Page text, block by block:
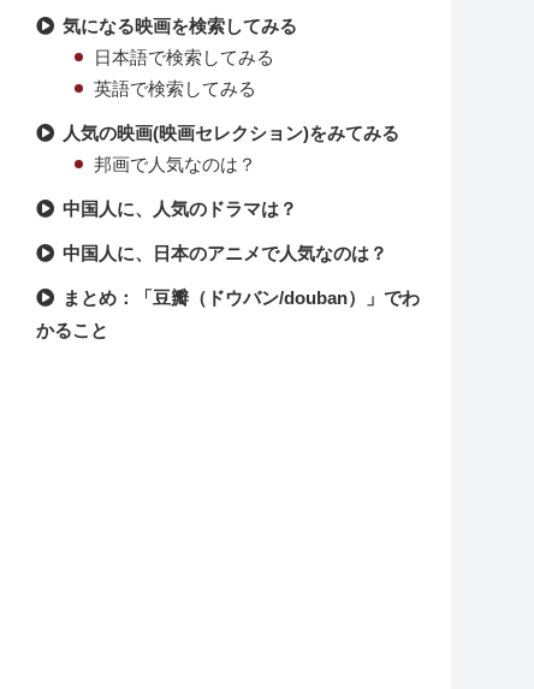
気になる映画を検索してみる
日本語で検索してみる
英語で検索してみる
人気の映画(映画セレクション)をみてみる
邦画で人気なのは？
中国人に、人気のドラマは？
中国人に、日本のアニメで人気なのは？
まとめ：「豆瓣（ドウバン/douban）」でわ
かること